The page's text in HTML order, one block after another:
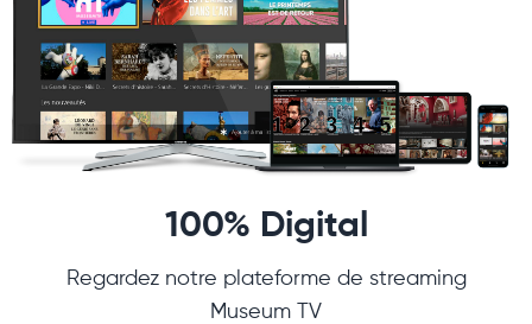
100% Digital
Regardez notre plateforme de streaming
Museum TV